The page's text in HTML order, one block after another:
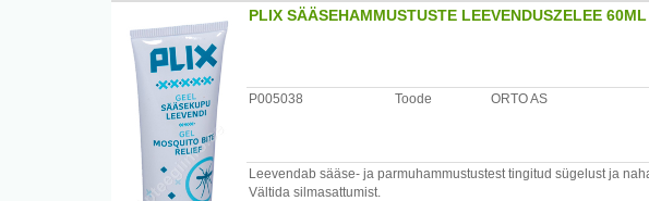
PLIX SÄÄSEHAMMUSTUSTE LEEVENDUSZELEE 60ML
P005038 Toode ORTO AS
Leevendab sääse- ja parmuhammustustest tingitud sügelust ja
Vältida silmasattumist.